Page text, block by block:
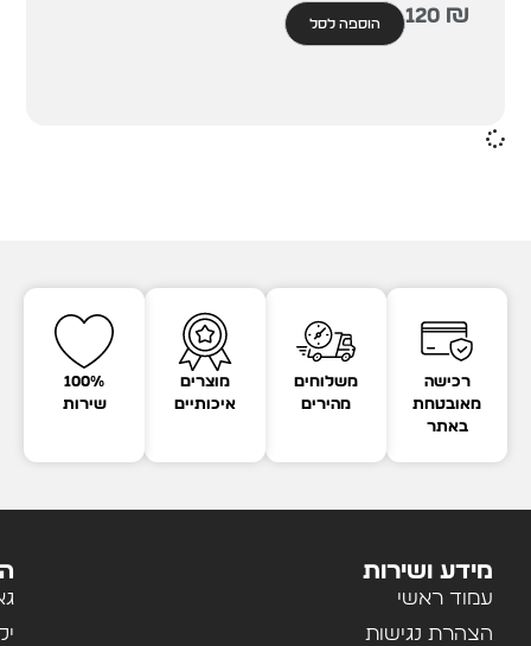
120 ₪ הוספה לסל
רכישה
מאובטחת
באתר
משלוחים
מהירים
מוצרים
איכותיים
100%
שירות
מידע ושירות
עמוד ראשי
הצהרת נגישות